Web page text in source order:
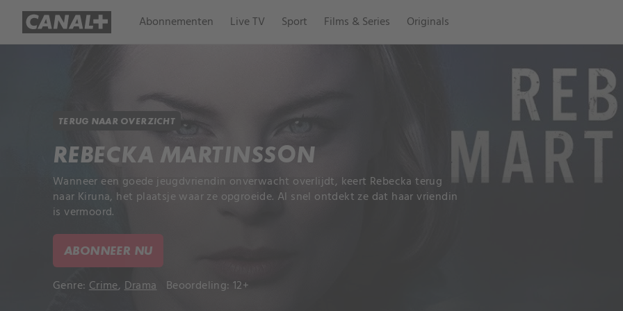
Abonnementen Live TV Sport Films & Series Originals
TERUG NAAR OVERZICHT
REBECKA MARTINSSON
Wanneer een goede jeugdvriendin onverwacht overlijdt, keert Rebecka terug
naar Kiruna, het plaatsje waar ze opgroeide. Al snel ontdekt ze dat haar vriendin
is vermoord.
ABONNEER NU
Genre: Crime, Drama Beoordeling: 12+